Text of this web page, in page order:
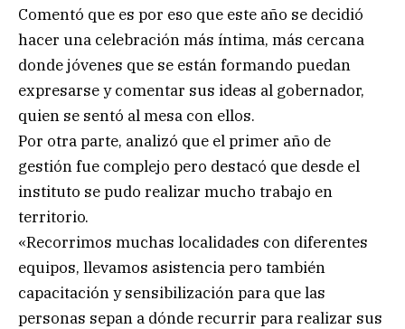
Comentó que es por eso que este año se decidió
hacer una celebración más íntima, más cercana
donde jóvenes que se están formando puedan
expresarse y comentar sus ideas al gobernador,
quien se sentó al mesa con ellos.
Por otra parte, analizó que el primer año de
gestión fue complejo pero destacó que desde el
instituto se pudo realizar mucho trabajo en
territorio.
«Recorrimos muchas localidades con diferentes
equipos, llevamos asistencia pero también
capacitación y sensibilización para que las
personas sepan a dónde recurrir para realizar sus